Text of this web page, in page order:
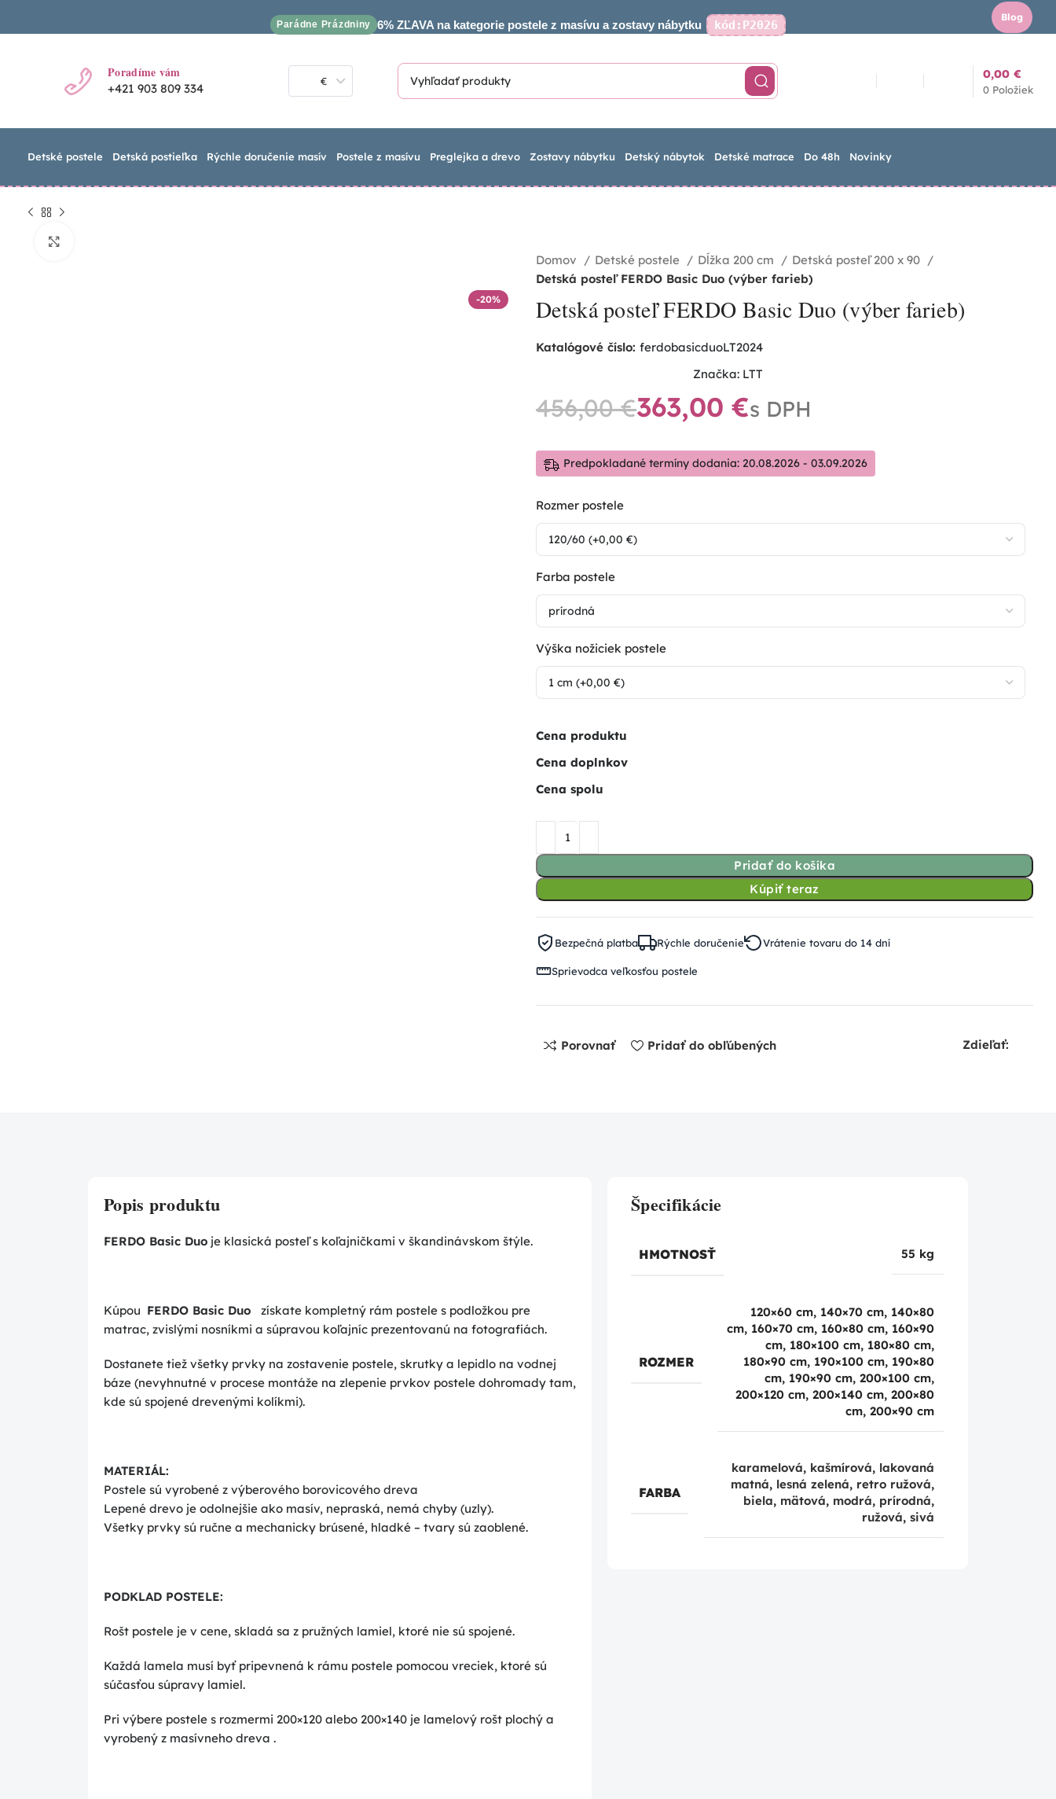
Parádne Prázdniny 6% ZĽAVA na kategorie postele z masívu a zostavy nábytku kód:P2026
Blog
Poradíme vám
+421 903 809 334 €
0 Položiek
0,00 €
Detské postele Detská postieľka Rýchle doručenie masív Postele z masívu Preglejka a drevo Zostavy nábytku Detský nábytok Detské matrace Do 48h Novinky
-20%
Domov Detské postele Dĺžka 200 cm
Detská posteľ 200 x 90
Detská posteľ FERDO Basic Duo (výber farieb)
Detská posteľ FERDO Basic Duo (výber farieb)
Katalógové číslo: ferdobasicduoLT2024
Značka: LTT
456,00€363,00 €
Predpokladané termíny dodania: 20.08.2026 - 03.09.2026
Rozmer postele
Farba postele
Výška nožiciek postele
Cena produktu
Cena doplnkov
Cena spolu
Pridať do košíka
Kúpiť teraz
Bezpečná platba Rýchle doručenie Vrátenie tovaru do 14 dní
Sprievodca veľkosťou postele
Porovnať Pridať do obľúbených Zdieľať:
Popis produktu
FERDO Basic Duo je klasická posteľ s koľajničkami v škandinávskom štýle.
Kúpou FERDO Basic Duo
získate kompletný rám postele s podložkou pre
matrac, zvislými nosníkmi a súpravou koľajníc prezentovanú na fotografiách.
Dostanete tiež všetky prvky na zostavenie postele, skrutky a lepidlo na vodnej
báze (nevyhnutné v procese montáže na zlepenie prvkov postele dohromady tam,
kde sú spojené drevenými kolíkmi).
MATERIÁL:
Postele sú vyrobené z výberového borovicového dreva
Lepené drevo je odolnejšie ako masív, nepraská, nemá chyby (uzly).
Všetky prvky sú ručne a mechanicky brúsené, hladké – tvary sú zaoblené.
PODKLAD POSTELE:
Rošt postele je v cene, skladá sa z pružných lamiel, ktoré nie sú spojené.
Každá lamela musí byť pripevnená k rámu postele pomocou vreciek, ktoré sú
súčasťou súpravy lamiel.
Pri výbere postele s rozmermi 200×120 alebo 200×140 je lamelový rošt plochý a
vyrobený z masívneho dreva .
Špecifikácie
HMOTNOSŤ 55 kg
ROZMER
120×60 cm, 140×70 cm, 140×80
cm, 160×70 cm, 160×80 cm, 160×90
cm, 180×100 cm, 180×80 cm,
180×90 cm, 190×100 cm, 190×80
cm, 190×90 cm, 200×100 cm,
200×120 cm, 200×140 cm, 200×80
cm, 200×90 cm
FARBA
karamelová, kašmírová, lakovaná
matná, lesná zelená, retro ružová,
biela, mätová, modrá, prírodná,
ružová,sivá